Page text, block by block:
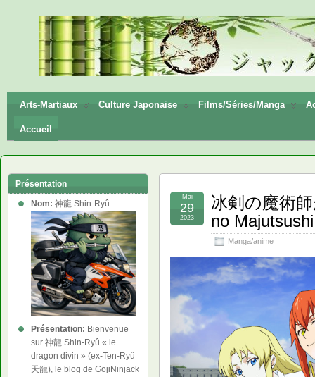
神龍
Shin-
Ryū
Arts-Martiaux Culture Japonaise Films/Séries/Manga
Accueil
冰剣の魔術
no
Manga/anime
Mai
29
2023
Présentation
Nom: 神龍 Shin-Ryû
Présentation: Bienvenue
sur 神龍 Shin-Ryû « le
dragon divin » (ex-Ten-Ryû
天龍), le blog de GojiNinjack